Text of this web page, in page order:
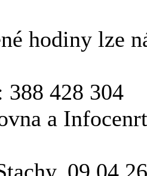
hodiny lze
388 428 304
a